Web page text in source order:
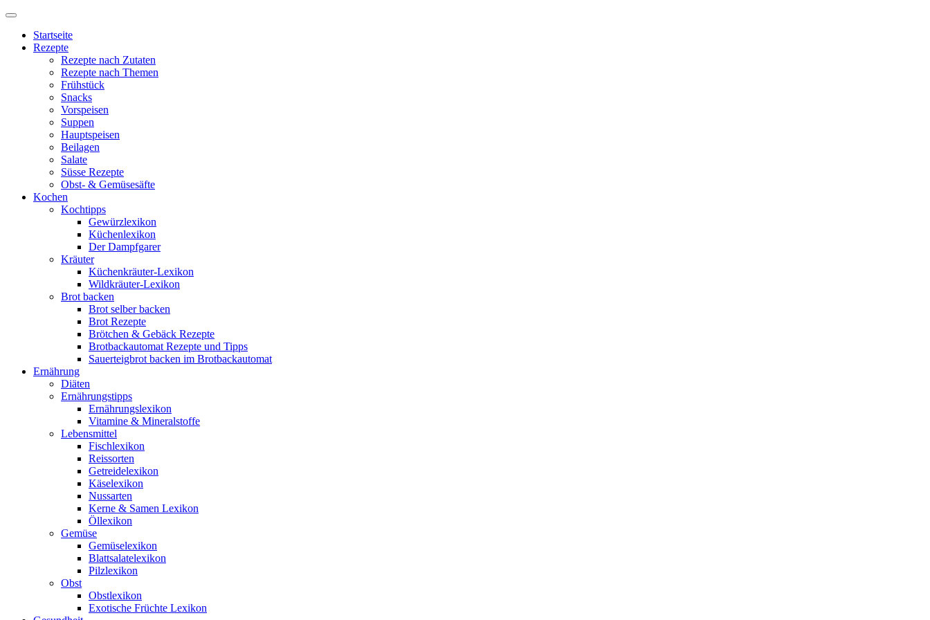
Startseite
Rezepte
Rezepte nach Zutaten
Rezepte nach Themen
Frühstück
Snacks
Vorspeisen
Suppen
Hauptspeisen
Beilagen
Salate
Süsse Rezepte
Obst- & Gemüsesäfte
Kochen
Kochtipps
Gewürzlexikon
Küchenlexikon
Der Dampfgarer
Kräuter
Küchenkräuter-Lexikon
Wildkräuter-Lexikon
Brot backen
Brot selber backen
Brot Rezepte
Brötchen & Gebäck Rezepte
Brotbackautomat Rezepte und Tipps
Sauerteigbrot backen im Brotbackautomat
Ernährung
Diäten
Ernährungstipps
Ernährungslexikon
Vitamine & Mineralstoffe
Lebensmittel
Fischlexikon
Reissorten
Getreidelexikon
Käselexikon
Nussarten
Kerne & Samen Lexikon
Öllexikon
Gemüse
Gemüselexikon
Blattsalatelexikon
Pilzlexikon
Obst
Obstlexikon
Exotische Früchte Lexikon